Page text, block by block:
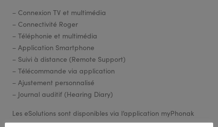
– Connexion TV et multimédia
– Connectivité Roger
– Téléphonie et multimédia
– Application Smartphone
– Suivi à distance (Remote Support)
– Télécommande via application
– Ajustement personnalisé
– Journal auditif (Hearing Diary)
Les eSolutions sont disponibles via l’application myPhonak
(disponible en téléchargement sur Google Play et App Store).